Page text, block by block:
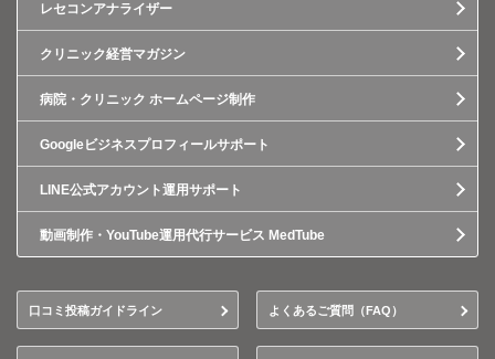
レセコンアナライザー
クリニック経営マガジン
病院・クリニック ホームページ制作
Googleビジネスプロフィールサポート
LINE公式アカウント運用サポート
動画制作・YouTube運用代行サービス MedTube
口コミ投稿ガイドライン よくあるご質問（FAQ）